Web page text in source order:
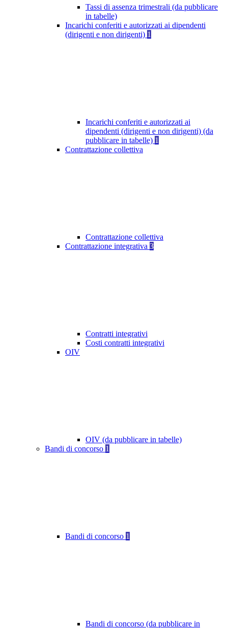
Tassi di assenza trimestrali (da pubblicare
in tabelle)
Incarichi conferiti e autorizzati ai dipendenti
(dirigenti e non dirigenti) 1
Incarichi conferiti e autorizzati ai
dipendenti (dirigenti e non dirigenti) (da
pubblicare in tabelle) 1
Contrattazione collettiva
Contrattazione collettiva
Contrattazione integrativa 3
Contratti integrativi
Costi contratti integrativi
OIV
OIV (da pubblicare in tabelle)
Bandi di concorso 1
Bandi di concorso 1
Bandi di concorso (da pubblicare in